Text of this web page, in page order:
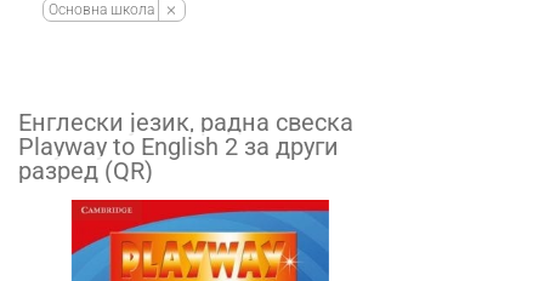
Основна школа
Енглески језик, радна свеска
Playway to English 2 за други
разред (QR)